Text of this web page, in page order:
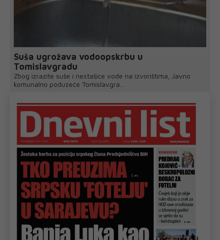
Suša ugrožava vodoopskrbu u
Tomislavgradu
Zbog izrazite suše i nestašice vode na izvorištima, Javno
komunalno poduzeće Tomislavgra...